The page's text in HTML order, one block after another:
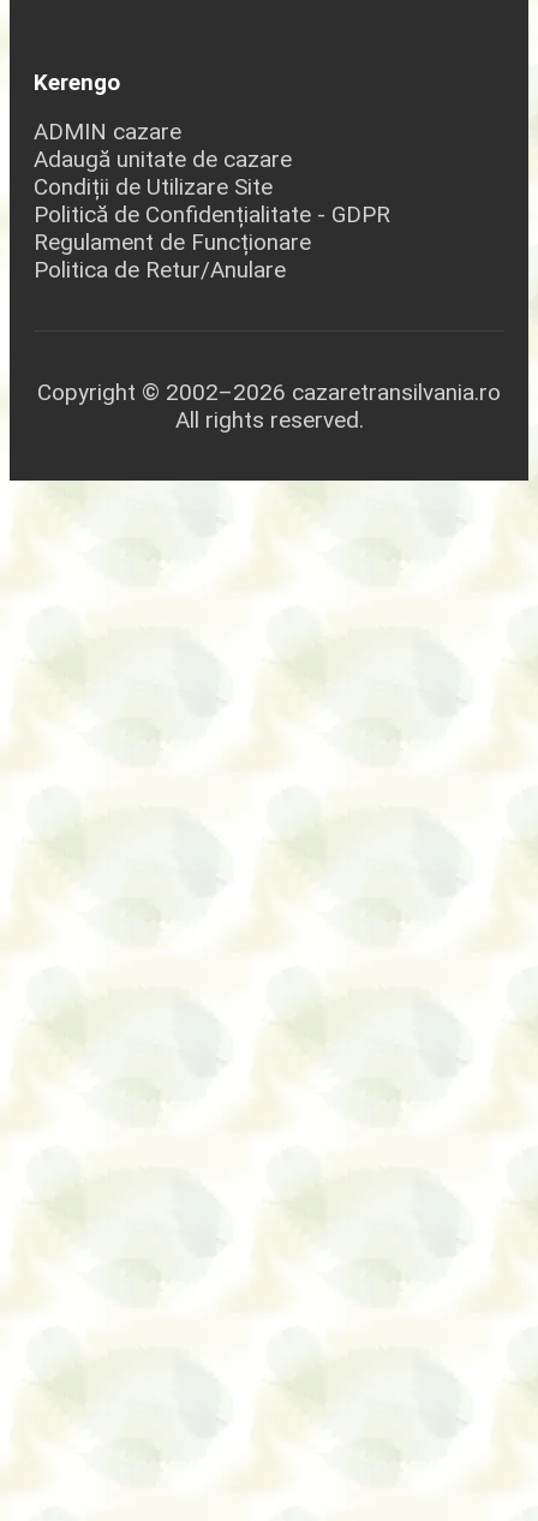
Kerengo
ADMIN cazare
Adaugă unitate de cazare
Condiții de Utilizare Site
Politică de Confidențialitate - GDPR
Regulament de Funcționare
Politica de Retur/Anulare
Copyright © 2002–2026 cazaretransilvania.ro
All rights reserved.